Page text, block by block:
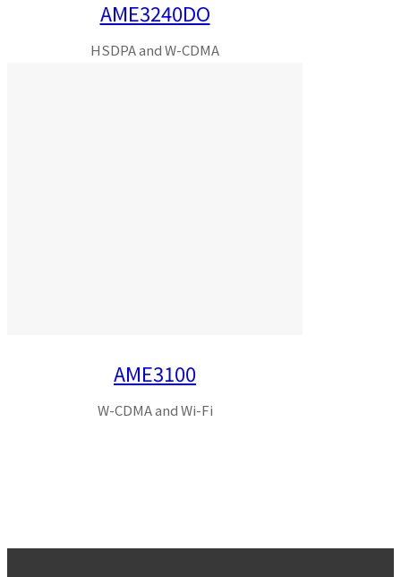
AME3240DO
HSDPA and W-CDMA
AME3100
W-CDMA and Wi-Fi